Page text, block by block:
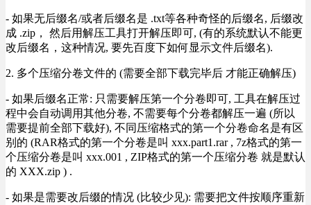
- 如果无后缀名/或者后缀名是 .txt等各种奇怪的后缀名, 后缀改
成 .zip， 然后用解压工具打开解压即可, (有的系统默认不能更
改后缀名，这种情况, 要先百度下如何显示文件后缀名).
2. 多个压缩分卷文件的 (需要全部下载完毕后 才能正确解压)
- 如果后缀名正常: 只需要解压第一个分卷即可, 工具在解压过
程中会自动调用其他分卷, 不需要每个分卷都解压一遍 (所以
需要提前全部下载好), 不同压缩格式的第一个分卷命名是有区
别的 (RAR格式的第一个分卷是叫 xxx.part1.rar , 7z格式的第一
个压缩分卷是叫 xxx.001 , ZIP格式的第一个压缩分卷 就是默认
的 XXX.zip ) .
- 如果是需要改后缀的情况 (比较少见): 需要把文件按顺序重新